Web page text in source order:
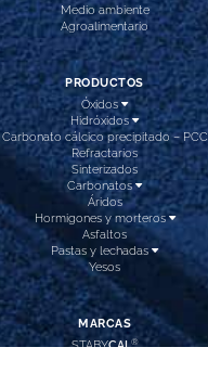
Medio ambiente
Agroalimentario
PRODUCTOS
Óxidos
Hidróxidos
Carbonato cálcico precipitado – PCC
Refractarios
Sinterizados
Carbonatos
Áridos
Hormigones y morteros
Asfaltos
Pastas y lechadas
Yesos
MARCAS
STABYCAL®